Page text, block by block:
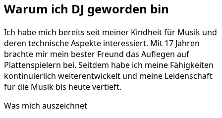
Warum ich DJ geworden bin
Ich habe mich bereits seit meiner Kindheit für Musik und
deren technische Aspekte interessiert. Mit 17 Jahren
brachte mir mein bester Freund das Auflegen auf
Plattenspielern bei. Seitdem habe ich meine Fähigkeiten
kontinuierlich weiterentwickelt und meine Leidenschaft
für die Musik bis heute vertieft.
Was mich auszeichnet